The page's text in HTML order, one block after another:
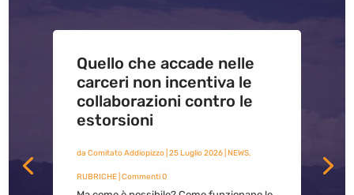
Quello che accade nelle
carceri non incentiva le
collaborazioni contro le
estorsioni
da Comitato Addiopizzo| 25 Luglio 2026| NEWS,
RUBRICHE| Commenti 0